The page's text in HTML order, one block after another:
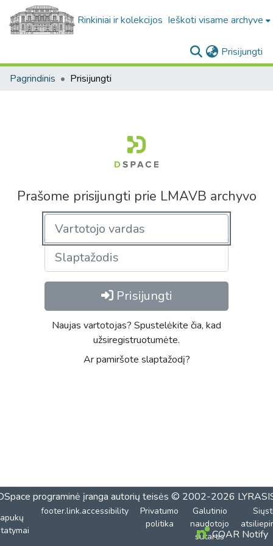
Rinkiniai ir kolekcijos Ieškoti visame archyve
Prisijungti
Pagrindinis Prisijungti
Prašome prisijungti prie LMAVB archyvo
Prisijungti
Naujas vartotojas? Spustelėkite čia, kad
užsiregistruotumėte.
Ar pamiršote slaptažodį?
programinė įranga autorių teisės © 2002-2026
footer.link.accessibility
Privatumo
politika
Galutinio
naudotojo
sutartisCOAR Notify